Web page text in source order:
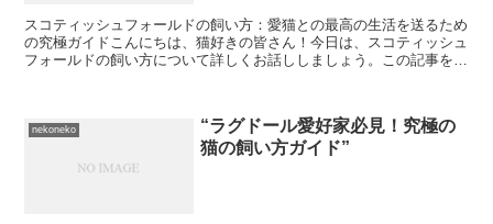
スコティッシュフォールドの飼い方：愛猫との最高の生活を送るため
の究極ガイドこんにちは、猫好きの皆さん！今日は、スコティッシュ
フォールドの飼い方について詳しくお話ししましょう。この記事を読
nekoneko
“ラグドール愛好家必見！究極の
猫の飼い方ガイド”